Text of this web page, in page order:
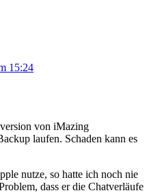
15:24
von iMazing
laufen. Schaden kann es
nutze, so hatte ich noch nie
dass er die Chatverläufe